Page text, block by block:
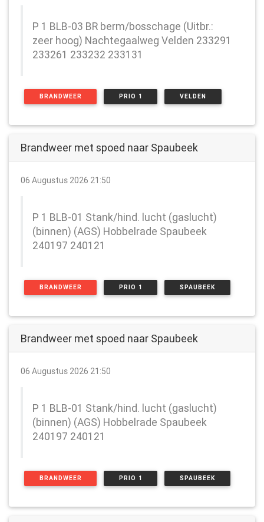
P 1 BLB-03 BR berm/bosschage (Uitbr.:
zeer hoog) Nachtegaalweg Velden 233291
233261 233232 233131
BRANDWEER PRIO 1 VELDEN
Brandweer met spoed naar Spaubeek
06 Augustus 2026 21:50
P 1 BLB-01 Stank/hind. lucht (gaslucht)
(binnen) (AGS) Hobbelrade Spaubeek
240197 240121
BRANDWEER PRIO 1 SPAUBEEK
Brandweer met spoed naar Spaubeek
06 Augustus 2026 21:50
P 1 BLB-01 Stank/hind. lucht (gaslucht)
(binnen) (AGS) Hobbelrade Spaubeek
240197 240121
BRANDWEER PRIO 1 SPAUBEEK